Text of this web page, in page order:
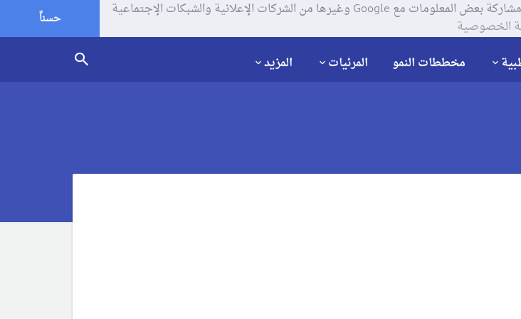
يستخدم موقعنا ملفات تعريف الإرتباط (الكوكيز) لتحليل زياراتك وإستخدامك للموقع و تتم مشاركة بعض المعلومات مع Google وغيرها من الشركات الإعلانية والشبكات الإجتماعية
الخصوصية حسناً
مخططات النمو المرئيات المزيد